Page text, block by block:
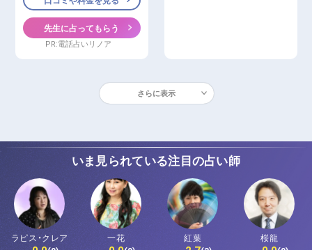
先生に占ってもらう
PR:電話占いリノア
さらに表示
いま見られている注目の占い師
ラピス・クレア 一花 紅葉 桜龍